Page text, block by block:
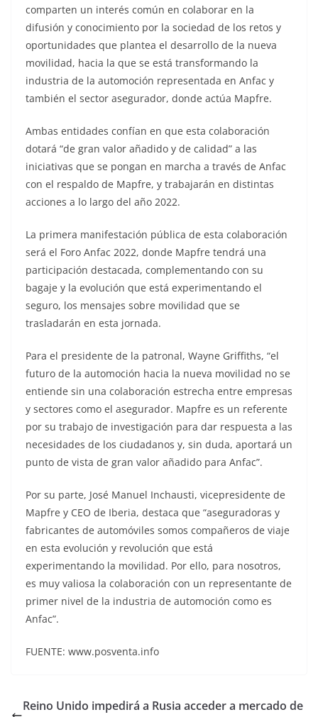
comparten un interés común en colaborar en la
difusión y conocimiento por la sociedad de los retos y
oportunidades que plantea el desarrollo de la nueva
movilidad, hacia la que se está transformando la
industria de la automoción representada en Anfac y
también el sector asegurador, donde actúa Mapfre.
Ambas entidades confían en que esta colaboración
dotará “de gran valor añadido y de calidad” a las
iniciativas que se pongan en marcha a través de Anfac
con el respaldo de Mapfre, y trabajarán en distintas
acciones a lo largo del año 2022.
La primera manifestación pública de esta colaboración
será el Foro Anfac 2022, donde Mapfre tendrá una
participación destacada, complementando con su
bagaje y la evolución que está experimentando el
seguro, los mensajes sobre movilidad que se
trasladarán en esta jornada.
Para el presidente de la patronal, Wayne Griffiths, “el
futuro de la automoción hacia la nueva movilidad no se
entiende sin una colaboración estrecha entre empresas
y sectores como el asegurador. Mapfre es un referente
por su trabajo de investigación para dar respuesta a las
necesidades de los ciudadanos y, sin duda, aportará un
punto de vista de gran valor añadido para Anfac”.
Por su parte, José Manuel Inchausti, vicepresidente de
Mapfre y CEO de Iberia, destaca que “aseguradoras y
fabricantes de automóviles somos compañeros de viaje
en esta evolución y revolución que está
experimentando la movilidad. Por ello, para nosotros,
es muy valiosa la colaboración con un representante de
primer nivel de la industria de automoción como es
Anfac”.
FUENTE: www.posventa.info
Reino Unido impedirá a Rusia acceder a mercado de